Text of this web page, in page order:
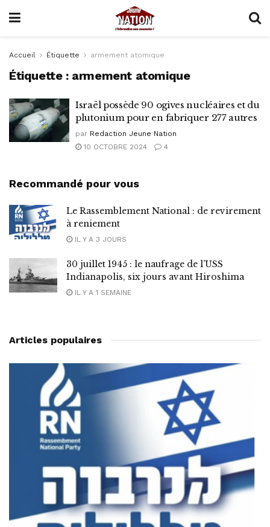
Accueil Étiquette armement atomique
Étiquette : armement atomique
Israël possède 90 ogives nucléaires et du
plutonium pour en fabriquer 277 autres
par Redaction Jeune Nation
10 OCTOBRE 2024
4
Recommandé pour vous
Le Rassemblement National : de revirement
à reniement
IL Y A 3 JOURS
30 juillet 1945 : le naufrage de l’USS
Indianapolis, six jours avant Hiroshima
IL Y A 1 SEMAINE
Articles populaires